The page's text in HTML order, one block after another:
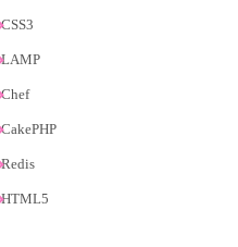
CSS3
LAMP
Chef
CakePHP
Redis
HTML5